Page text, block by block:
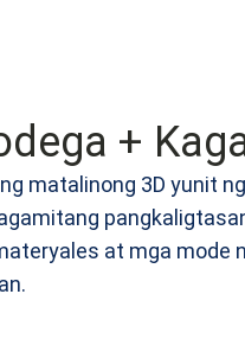
+
matalinong 3D yunit
at mga mode